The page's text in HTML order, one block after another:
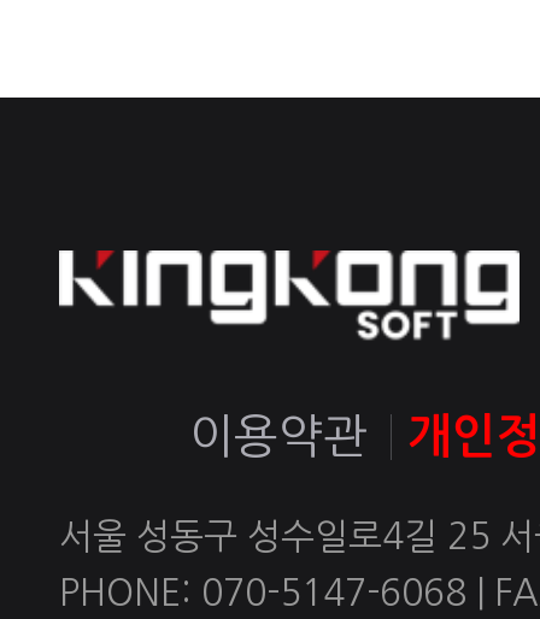
이용약관 개인
서울 성동구 성수일로4길 25
PHONE: 070-5147-6068 |